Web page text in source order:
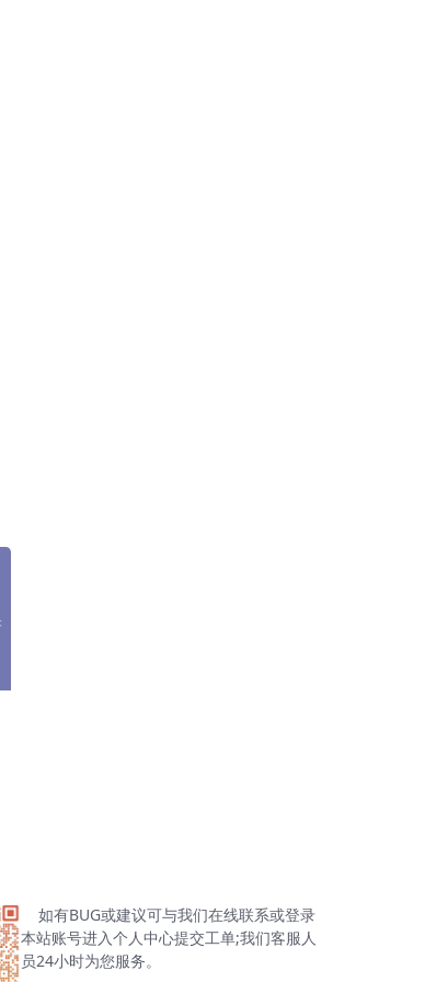
如有BUG或建议可与我们在线联系或登录
本站账号进入个人中心提交工单;我们客服人
员24小时为您服务。